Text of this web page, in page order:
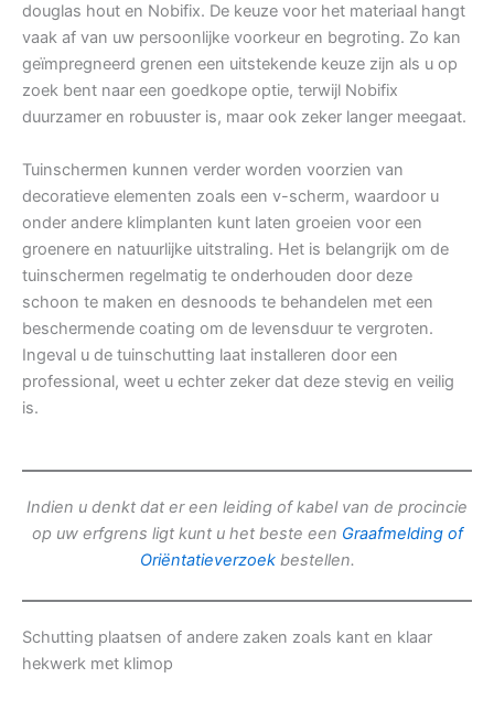
douglas hout en Nobifix. De keuze voor het materiaal hangt
vaak af van uw persoonlijke voorkeur en begroting. Zo kan
geïmpregneerd grenen een uitstekende keuze zijn als u op
zoek bent naar een goedkope optie, terwijl Nobifix
duurzamer en robuuster is, maar ook zeker langer meegaat.
Tuinschermen kunnen verder worden voorzien van
decoratieve elementen zoals een v-scherm, waardoor u
onder andere klimplanten kunt laten groeien voor een
groenere en natuurlijke uitstraling. Het is belangrijk om de
tuinschermen regelmatig te onderhouden door deze
schoon te maken en desnoods te behandelen met een
beschermende coating om de levensduur te vergroten.
Ingeval u de tuinschutting laat installeren door een
professional, weet u echter zeker dat deze stevig en veilig
is.
Indien u denkt dat er een leiding of kabel van de procincie
op uw erfgrens ligt kunt u het beste een Graafmelding of
Oriëntatieverzoekbestellen.
Schutting plaatsen of andere zaken zoals kant en klaar
hekwerk met klimop